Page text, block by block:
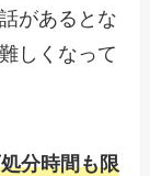
があるとな
しくなって
分時間も限